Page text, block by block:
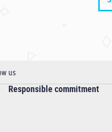
us
Responsible commitment